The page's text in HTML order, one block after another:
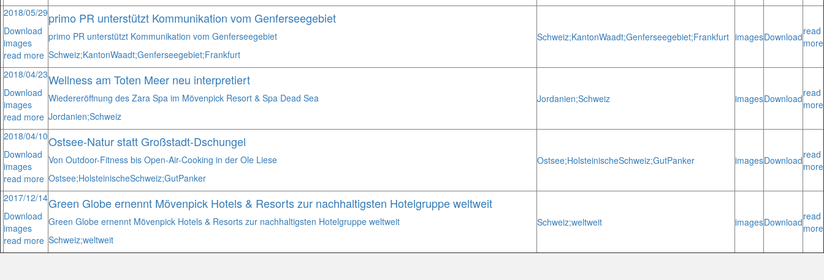
2018/05/29
Download
images
read more
primo PR unterstützt Kommunikation vom Genferseegebiet
primo PR unterstützt Kommunikation vom Genferseegebiet
Schweiz;KantonWaadt;Genferseegebiet;Frankfurt
Schweiz;KantonWaadt;Genferseegebiet;Frankfurt imagesDownloadread
more
2018/04/23
Download
images
read more
Wellness am Toten Meer neu interpretiert
Wiedereröffnung des Zara Spa im Mövenpick Resort & Spa Dead Sea
Jordanien;Schweiz
Jordanien;Schweiz imagesDownloadread
more
2018/04/10
Download
images
read more
Ostsee-Natur statt Großstadt-Dschungel
Von Outdoor-Fitness bis Open-Air-Cooking in der Ole Liese
Ostsee;HolsteinischeSchweiz;GutPanker
Ostsee;HolsteinischeSchweiz;GutPanker imagesDownloadread
more
2017/12/14
Download
images
read more
Green Globe ernennt Mövenpick Hotels & Resorts zur nachhaltigsten Hotelgruppe weltweit
Green Globe ernennt Mövenpick Hotels & Resorts zur nachhaltigsten Hotelgruppe weltweit
Schweiz;weltweit
Schweiz;weltweit imagesDownloadread
more